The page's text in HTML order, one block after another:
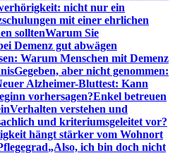
nicht nur ein
mit einer ehrlichen
solltenWarum Sie
Demenz gut abwägen
Warum Menschen mit Demenz
Gegeben, aber nicht genommen:
Alzheimer-Bluttest: Kann
vorhersagen?Enkel betreuen
Verhalten verstehen und
und kriteriumsgeleitet vor?
hängt stärker vom Wohnort
„Also, ich bin doch nicht